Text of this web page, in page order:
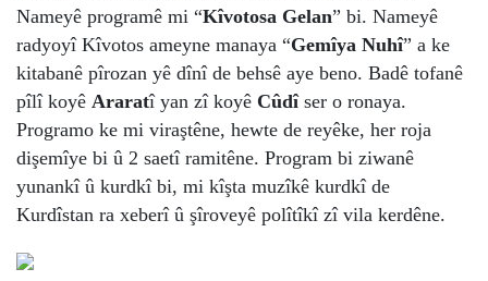
Nameyê programê mi “Kîvotosa Gelan” bi. Nameyê
radyoyî Kîvotos ameyne manaya “Gemîya Nuhî” a ke
kitabanê pîrozan yê dînî de behsê aye beno. Badê tofanê
pîlî koyê Araratî yan zî koyê Cûdîser o ronaya.
Programo ke mi viraştêne, hewte de reyêke, her roja
dişemîye bi û 2 saetî ramitêne. Program bi ziwanê
yunankî û kurdkî bi, mi kîşta muzîkê kurdkî de
Kurdîstan ra xeberî û şîroveyê polîtîkî zî vila kerdêne.